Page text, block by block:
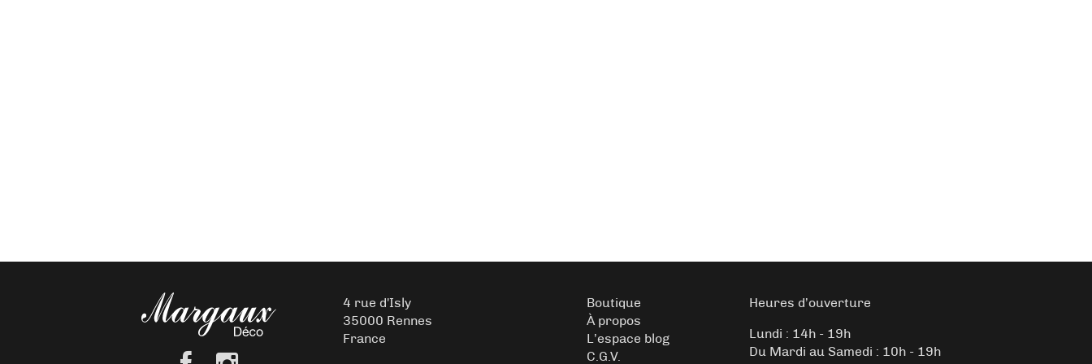
4 rue d'Isly
35000 Rennes
France
Boutique
À propos
L’espace blog
C.G.V.
Heures d’ouverture
Lundi : 14h - 19h
Du Mardi au Samedi : 10h - 19h